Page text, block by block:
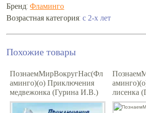
Бренд:Фламинго
Возрастная категория:с 2-х лет
Похожие товары
ПознаемМирВокругНас(Фл
аминго)(о) Приключения
медвежонка (Гурина И.В.)
лисенка